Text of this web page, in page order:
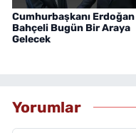
Cumhurbaşkanı
Bahçeli Bugün Bir Araya
Gelecek
Yorumlar